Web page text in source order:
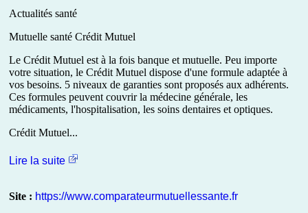
Actualités santé
Mutuelle santé Crédit Mutuel
Le Crédit Mutuel est à la fois banque et mutuelle. Peu importe
votre situation, le Crédit Mutuel dispose d'une formule adaptée à
vos besoins. 5 niveaux de garanties sont proposés aux adhérents.
Ces formules peuvent couvrir la médecine générale, les
médicaments, l'hospitalisation, les soins dentaires et optiques.
Crédit Mutuel...
Lire la suite
Site : https://www.comparateurmutuellessante.fr